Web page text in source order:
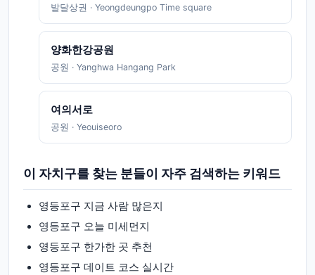
발달상권 · Yeongdeungpo Time square
양화한강공원
공원 · Yanghwa Hangang Park
여의서로
공원 · Yeouiseoro
이 자치구를 찾는 분들이 자주 검색하는 키워드
영등포구 지금 사람 많은지
영등포구 오늘 미세먼지
영등포구 한가한 곳 추천
영등포구 데이트 코스 실시간